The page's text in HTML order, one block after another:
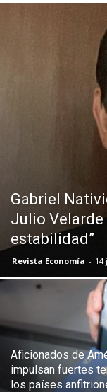
Gabriel
Julio Velarde
estabilidad”
Revista Economía - 14
Aficionados de
impulsan fuertes
los países